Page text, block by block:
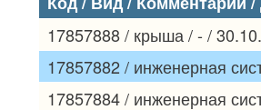
17857888 / крыша / - /
17857882 / инженерная
17857884 / инженерная